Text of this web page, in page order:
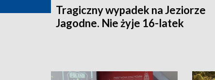
Tragiczny wypadek na Jeziorze
Jagodne. Nie żyje 16-latek